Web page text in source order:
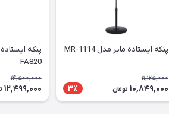
پنکه ایستاده مایر مدل MR-1114
11,125,000
10,849,000 تومان 3٪
پنکه
FA820
14,500,000
12,499,000